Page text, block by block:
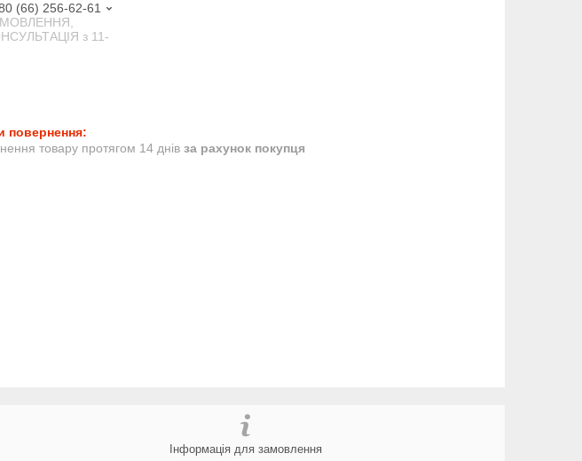
(66) 256-62-61
з 11-
товару протягом 14 днів за рахунок покупця
Інформація для замовлення